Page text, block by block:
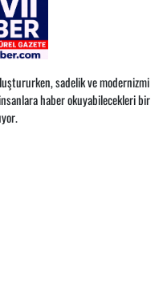
sadelik ve modernizmi
haber okuyabilecekleri bir